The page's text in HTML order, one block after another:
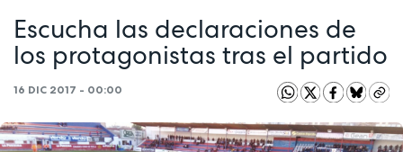
Escucha las declaraciones de
los protagonistas tras el partido
16 DIC 2017 - 00:00